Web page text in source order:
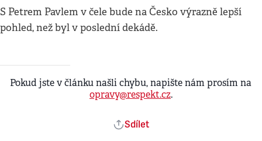
S Petrem Pavlem v čele bude na Česko výrazně lepší
pohled, než byl v poslední dekádě.
Pokud jste v článku našli chybu, napište nám prosím na
opravy@respekt.cz.
Sdílet